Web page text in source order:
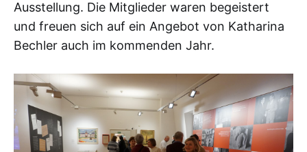
Ausstellung. Die Mitglieder waren begeistert
und freuen sich auf ein Angebot von Katharina
Bechler auch im kommenden Jahr.